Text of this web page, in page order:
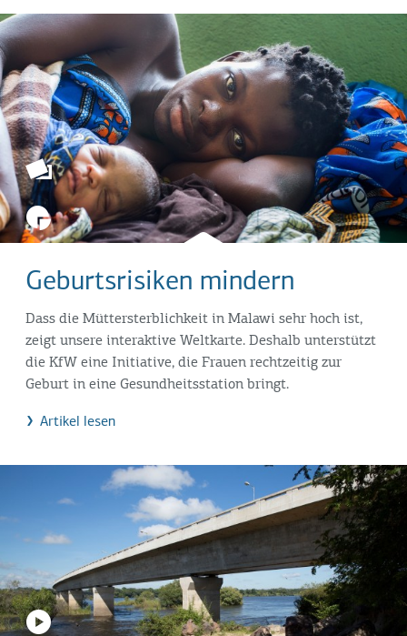
Geburtsrisiken mindern
Dass die Müttersterblichkeit in Malawi sehr hoch ist,
zeigt unsere interaktive Weltkarte. Deshalb unterstützt
die KfW eine Initiative, die Frauen rechtzeitig zur
Geburt in eine Gesundheitsstation bringt.
Artikel lesen